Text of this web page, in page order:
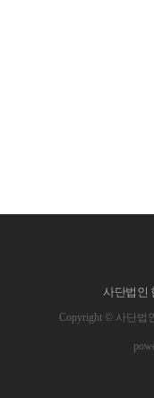
사단법인
Copyright © 사단법